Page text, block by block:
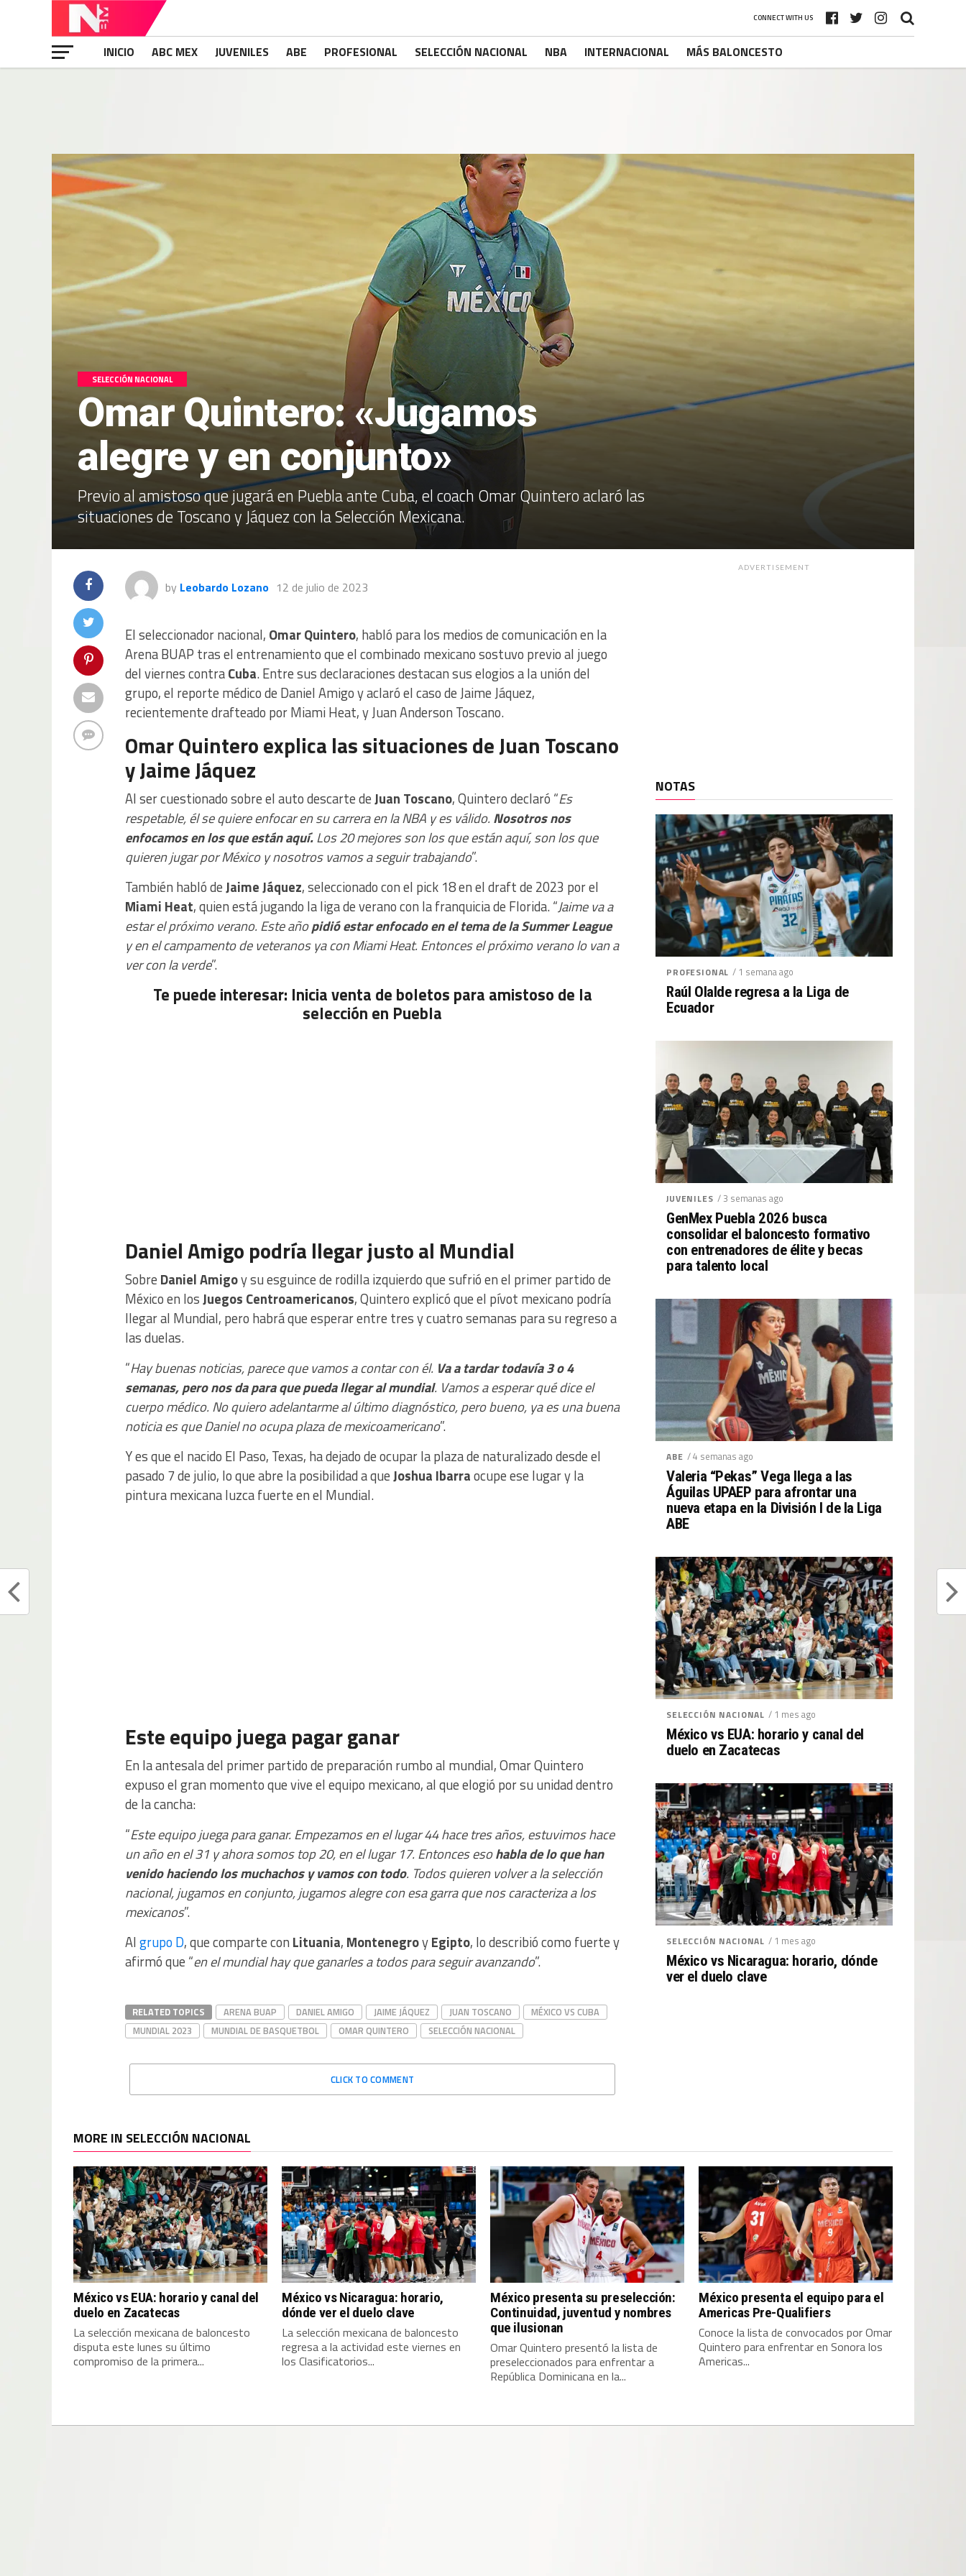
CONNECT WITH US
INICIO ABC MEX JUVENILES ABE PROFESIONAL SELECCIÓN NACIONAL NBA INTERNACIONAL MÁS BALONCESTO
SELECCIÓN NACIONAL
Omar Quintero: «Jugamos
alegre y en conjunto»
Previo al amistoso que jugará en Puebla ante Cuba, el coach Omar Quintero aclaró las
situaciones de Toscano y Jáquez con la Selección Mexicana.
by Leobardo Lozano 12 de julio de 2023
El seleccionador nacional, Omar Quintero, habló para los medios de comunicación en la
Arena BUAP tras el entrenamiento que el combinado mexicano sostuvo previo al juego
del viernes contraCuba. Entre sus declaraciones destacan sus elogios a la unión del
grupo, el reporte médico de Daniel Amigo y aclaró el caso de Jaime Jáquez,
recientemente drafteado por Miami Heat, y Juan Anderson Toscano.
Omar Quintero explica las situaciones deJuan Toscano
y Jaime Jáquez
Al ser cuestionado sobre el auto descarte deJuan Toscano, Quintero declaró “Es
respetable, él se quiere enfocar en su carrera en la NBA y es válido. Nosotros nos
enfocamos en los que están aquí.Los 20 mejores son los que están aquí, son los que
quieren jugar por México y nosotros vamos a seguir trabajando”.
También habló deJaime Jáquez, seleccionado con el pick 18 en el draft de 2023 por el
Miami Heat, quien está jugando la liga de verano con la franquicia de Florida. “Jaime va a
estar el próximo verano. Este añopidió estar enfocado en el tema de la Summer League
y en el campamento de veteranos ya con Miami Heat. Entonces el próximo verano lo van a
ver con la verde”.
Te puede interesar: Inicia venta de boletos para amistoso de la
selección en Puebla
Daniel Amigo podría llegar justo al Mundial
Sobre Daniel Amigoy su esguince de rodilla izquierdo que sufrió en el primer partido de
México en losJuegos Centroamericanos, Quintero explicó que el pívot mexicano podría
llegar al Mundial, pero habrá que esperar entre tres y cuatro semanas para su regreso a
las duelas.
“Hay buenas noticias, parece que vamos a contar con él. Va a tardar todavía 3 o 4
semanas, pero nos da para que pueda llegar al mundial. Vamos a esperar qué dice el
cuerpo médico. No quiero adelantarme al último diagnóstico, pero bueno, ya es una buena
noticia es que Daniel no ocupa plaza de mexicoamericano”.
Y es que el nacido El Paso, Texas, ha dejado de ocupar la plaza de naturalizado desde el
pasado 7 de julio, lo que abre la posibilidad a queJoshua Ibarraocupe ese lugar y la
pintura mexicana luzca fuerte en el Mundial.
Este equipo juega pagar ganar
En la antesala del primer partido de preparación rumbo al mundial, Omar Quintero
expuso el gran momento que vive el equipo mexicano, al que elogió por su unidad dentro
de la cancha:
“Este equipo juega para ganar. Empezamos en el lugar 44 hace tres años, estuvimos hace
un año en el 31 y ahora somos top 20, en el lugar 17. Entonces esohabla de lo que han
venido haciendo los muchachos y vamos con todo. Todos quieren volver a la selección
nacional, jugamos en conjunto, jugamos alegre con esa garra que nos caracteriza a los
mexicanos”.
Algrupo D, que comparte con Lituania, MontenegroyEgipto, lo describió como fuerte y
afirmó que “en el mundial hay que ganarles a todos para seguir avanzando”.
RELATED TOPICS ARENA BUAP DANIEL AMIGO JAIME JÁQUEZ JUAN TOSCANO
MÉXICO VS CUBA
MUNDIAL 2023
MUNDIAL DE BASQUETBOL OMAR QUINTERO SELECCIÓN NACIONAL
CLICK TO COMMENT
ADVERTISEMENT
NOTAS
PROFESIONAL / 1 semana ago
Raúl Olalde regresa a la Liga de
Ecuador
JUVENILES / 3 semanas ago
GenMex Puebla 2026 busca
consolidar el baloncesto formativo
con entrenadores de élite y becas
para talento local
ABE / 4 semanas ago
Valeria “Pekas” Vega llega a las
Águilas UPAEP para afrontar una
nueva etapa en la División I de la Liga
ABE
SELECCIÓN NACIONAL / 1 mes ago
México vs EUA: horario y canal del
duelo en Zacatecas
SELECCIÓN NACIONAL / 1 mes ago
México vs Nicaragua: horario, dónde
ver el duelo clave
MORE IN SELECCIÓN NACIONAL
México vs EUA: horario y canal del
duelo en Zacatecas
La selección mexicana de baloncesto
disputa este lunes su último
compromiso de la primera...
México vs Nicaragua: horario,
dónde ver el duelo clave
La selección mexicana de baloncesto
regresa a la actividad este viernes en
los Clasificatorios...
México presenta su preselección:
Continuidad, juventud y nombres
que ilusionan
Omar Quintero presentó la lista de
preseleccionados para enfrentar a
República Dominicana en la...
México presenta el equipo para el
Americas Pre-Qualifiers
Conoce la lista de convocados por Omar
Quintero para enfrentar en Sonora los
Americas...